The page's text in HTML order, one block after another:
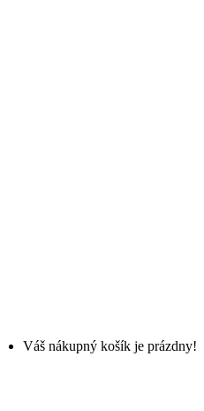
Váš nákupný košík je prázdny!